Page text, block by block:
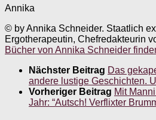
Annika
© by Annika Schneider. Staatlich
Ergotherapeutin, Chefredakteurin
Bücher von Annika Schneider
Nächster Beitrag Das
andere lustige Geschichten.
Vorheriger Beitrag Mit
Jahr: “Autsch! Verflixter